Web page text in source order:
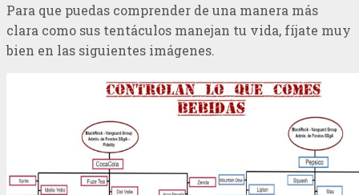
Para que puedas comprender de una manera más
clara como sus tentáculos manejan tu vida, fíjate muy
bien en las siguientes imágenes.